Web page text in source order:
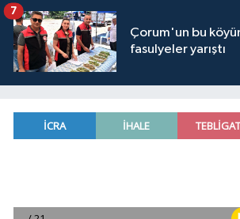
Çorum'un bu
fasulyeler yarıştı
7